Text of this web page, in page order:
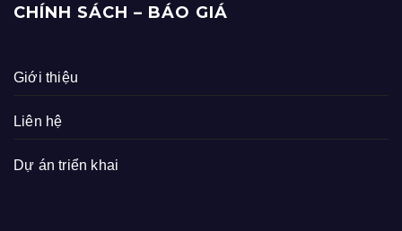
CHÍNH SÁCH – BÁO GIÁ
Giới thiệu
Liên hệ
Dự án triển khai